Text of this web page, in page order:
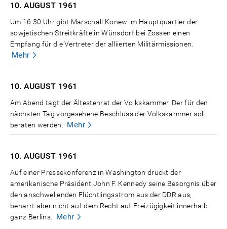
10. AUGUST 1961
Um 16.30 Uhr gibt Marschall Konew im Hauptquartier der
sowjetischen Streitkräfte in Wünsdorf bei Zossen einen
Empfang für die Vertreter der alliierten Militärmissionen.
Mehr
10. AUGUST 1961
Am Abend tagt der Ältestenrat der Volkskammer. Der für den
nächsten Tag vorgesehene Beschluss der Volkskammer soll
beraten werden.
Mehr
10. AUGUST 1961
Auf einer Pressekonferenz in Washington drückt der
amerikanische Präsident John F. Kennedy seine Besorgnis über
den anschwellenden Flüchtlingsstrom aus der DDR aus,
beharrt aber nicht auf dem Recht auf Freizügigkeit innerhalb
ganz Berlins.
Mehr